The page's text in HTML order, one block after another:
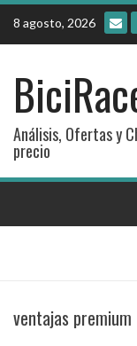
Skip
content
8 agosto, 2026
Análisis, Ofertas y
precio
ventajas premium